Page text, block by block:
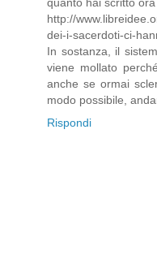
http://
dei-i-sacerdoti-ci-
In sostanza, il
viene mollato
anche se ormai
modo possibile,
Rispondi